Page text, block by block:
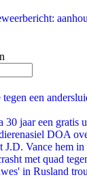
tegen een
30 jaar een gratis
DOA
J.D. Vance hem
met quad
in Rusland